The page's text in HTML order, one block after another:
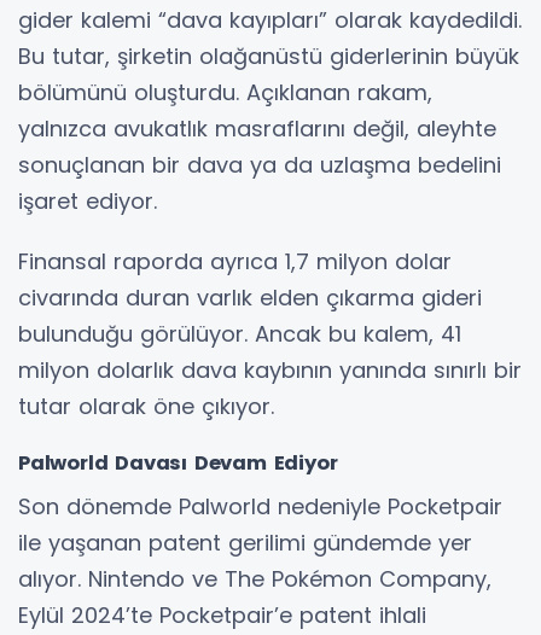
gider kalemi “dava kayıpları” olarak kaydedildi.
Bu tutar, şirketin olağanüstü giderlerinin büyük
bölümünü oluşturdu. Açıklanan rakam,
yalnızca avukatlık masraflarını değil, aleyhte
sonuçlanan bir dava ya da uzlaşma bedelini
işaret ediyor.
Finansal raporda ayrıca 1,7 milyon dolar
civarında duran varlık elden çıkarma gideri
bulunduğu görülüyor. Ancak bu kalem, 41
milyon dolarlık dava kaybının yanında sınırlı bir
tutar olarak öne çıkıyor.
Palworld Davası Devam Ediyor
Son dönemde Palworld nedeniyle Pocketpair
ile yaşanan patent gerilimi gündemde yer
alıyor. Nintendo ve The Pokémon Company,
Eylül 2024’te Pocketpair’e patent ihlali